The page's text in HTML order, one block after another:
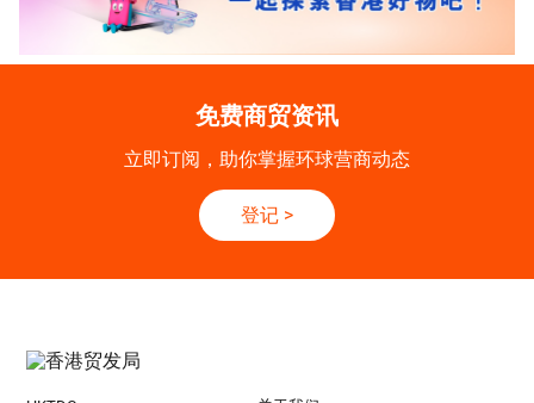
免费商贸资讯
立即订阅，助你掌握环球营商动态
登记 >